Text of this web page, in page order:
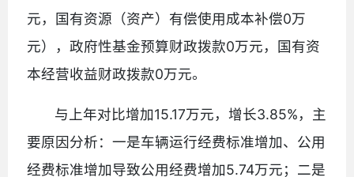
元，国有资源（资产）有偿使用成本补偿0万
元），政府性基金预算财政拨款0万元，国有资
本经营收益财政拨款0万元。
与上年对比增加15.17万元，增长3.85%，主
要原因分析：一是车辆运行经费标准增加、公用
经费标准增加导致公用经费增加5.74万元；二是